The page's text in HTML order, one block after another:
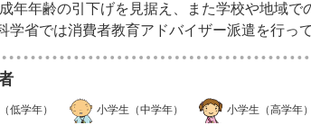
年年齢の引下げを見据え、また学校や地域で
学省では消費者教育アドバイザー派遣を行って
低学年） 小学生（中学年） 小学生（高学年）